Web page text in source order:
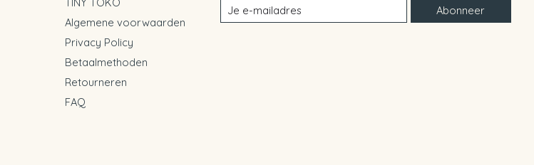
Algemene voorwaarden
Privacy Policy
Betaalmethoden
Retourneren
FAQ
Abonneer